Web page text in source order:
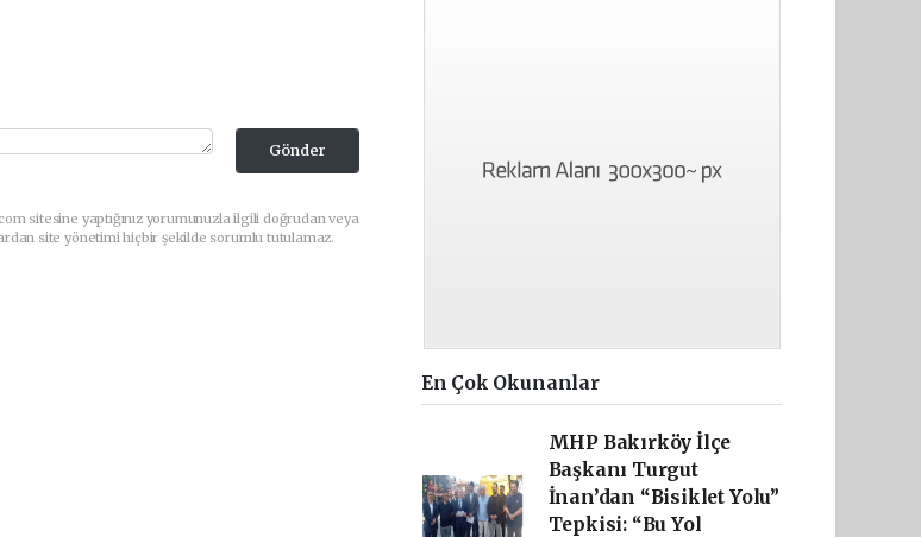
Gönder
sitesine yaptığınız yorumunuzla ilgili doğrudan veya
site yönetimi hiçbir şekilde sorumlu tutulamaz.
En Çok Okunanlar
MHP Bakırköy İlçe
Başkanı Turgut
İnan’dan “Bisiklet Yolu”
Tepkisi: “Bu Yol